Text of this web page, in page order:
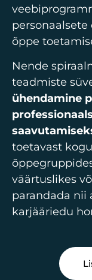
õppe
Nende
teadmiste
ühendamine
toetavast
väärtuslikes
parandada nii
karjääriedu